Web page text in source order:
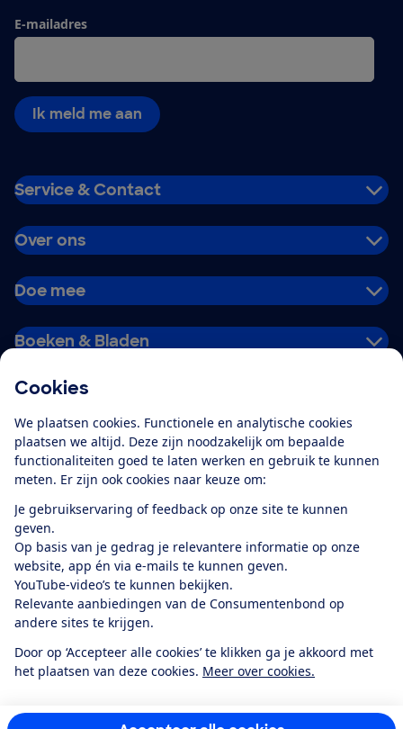
Cookies
We plaatsen cookies. Functionele en analytische cookies
plaatsen we altijd. Deze zijn noodzakelijk om bepaalde
functionaliteiten goed te laten werken en gebruik te kunnen
meten. Er zijn ook cookies naar keuze om:
Je gebruikservaring of feedback op onze site te kunnen
geven.
Op basis van je gedrag je relevantere informatie op onze
website, app én via e-mails te kunnen geven.
YouTube-video’s te kunnen bekijken.
Relevante aanbiedingen van de Consumentenbond op
andere sites te krijgen.
Door op ‘Accepteer alle cookies’ te klikken ga je akkoord met
het plaatsen van deze cookies. Meer over cookies.
E-mailadres
Ik meld me aan
Service & Contact
Over ons
Doe mee
Boeken & Bladen
Alles over de
app
Algemene Voorwaarden
Privacyverklaring
Cookiebeleid
Privacyvoorkeuren
Toegankelijkheid
RSS-feed nieuws
Facebook
TwitterInstagram
YoutubeLinkedIn
12.901consumentenbeoordelen de Consumentenbondmet gemiddeld